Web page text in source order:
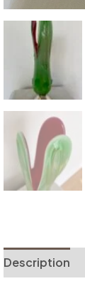
Description